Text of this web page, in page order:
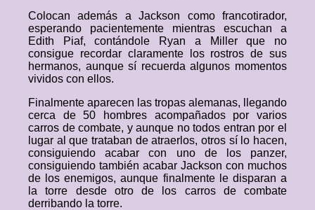
Colocan además a Jackson como francotirador,
esperando pacientemente mientras escuchan a
Edith Piaf, contándole Ryan a Miller que no
consigue recordar claramente los rostros de sus
hermanos, aunque sí recuerda algunos momentos
vividos con ellos.
Finalmente aparecen las tropas alemanas, llegando
cerca de 50 hombres acompañados por varios
carros de combate, y aunque no todos entran por el
lugar al que trataban de atraerlos, otros sí lo hacen,
consiguiendo acabar con uno de los panzer,
consiguiendo también acabar Jackson con muchos
de los enemigos, aunque finalmente le disparan a
la torre desde otro de los carros de combate
derribando la torre.